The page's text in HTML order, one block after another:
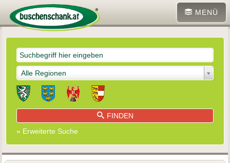
MENÜ
Alle Regionen
FINDEN
» Erweiterte Suche